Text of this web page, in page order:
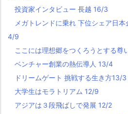
投資家インタビュー 長越 16/3
メガトレンドに乗れ 下位シェア日
4/9
ここには理想郷をつくろうとする尊
ベンチャー創業の熱伝導人 13/4
ドリームゲート 挑戦する生き方13/3
大学生はモラトリアム 12/9
アジアは３段飛ばしで発展 12/2